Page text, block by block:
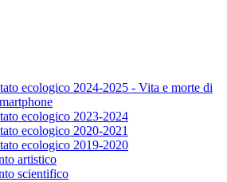
ecologico 2024-2025 - Vita e morte di
ecologico 2023-2024
ecologico 2020-2021
ecologico 2019-2020
artistico
scientifico